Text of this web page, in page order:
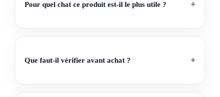
Pour quel chat ce produit est-il le plus utile ?
Que faut-il vérifier avant achat ?